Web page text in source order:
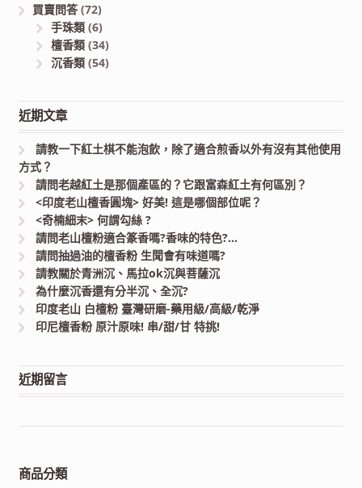
買賣問答(72)
手珠類(6)
檀香類(34)
沉香類(54)
近期文章
請教一下紅土棋不能泡飲，除了適合煎香以外有沒有其他使用
方式？
請問老越紅土是那個產區的？它跟富森紅土有何區別？
<印度老山檀香圓塊> 好美! 這是哪個部位呢？
<奇楠細末> 何謂勾絲 ?
請問老山檀粉適合篆香嗎?香味的特色?…
請問抽過油的檀香粉 生聞會有味道嗎?
請教關於青洲沉、馬拉ok沉與菩薩沉
為什麼沉香還有分半沉、全沉?
印度老山 白檀粉 臺灣研磨-藥用級/高級/乾淨
印尼檀香粉 原汁原味! 串/甜/甘 特挑!
近期留言
商品分類